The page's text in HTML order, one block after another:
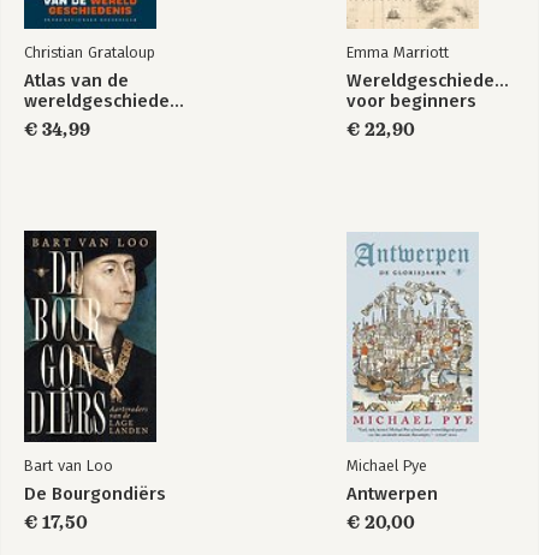
Christian Grataloup
Atlas van de
wereldgeschiedenis
€ 34,99
Emma Marriott
Wereldgeschiedenis
voor beginners
€ 22,90
Bart van Loo
De Bourgondiërs
€ 17,50
Michael Pye
Antwerpen
€ 20,00